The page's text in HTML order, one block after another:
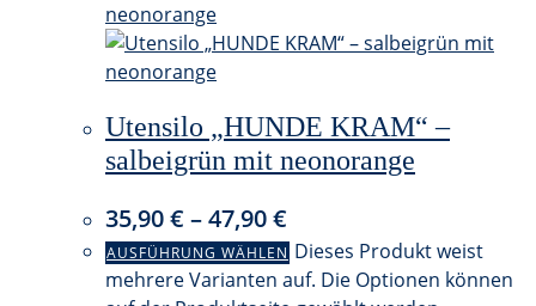
Utensilo „HUNDE KRAM“ –
salbeigrün mit neonorange
35,90€ –47,90€
AUSFÜHRUNG WÄHLEN Dieses Produkt weist
mehrere Varianten auf. Die Optionen können